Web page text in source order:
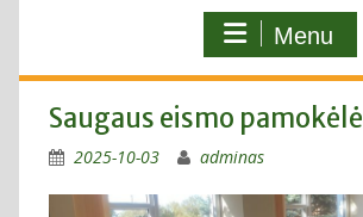
Menu
Saugaus eismo pamokėlė
2025-10-03 adminas